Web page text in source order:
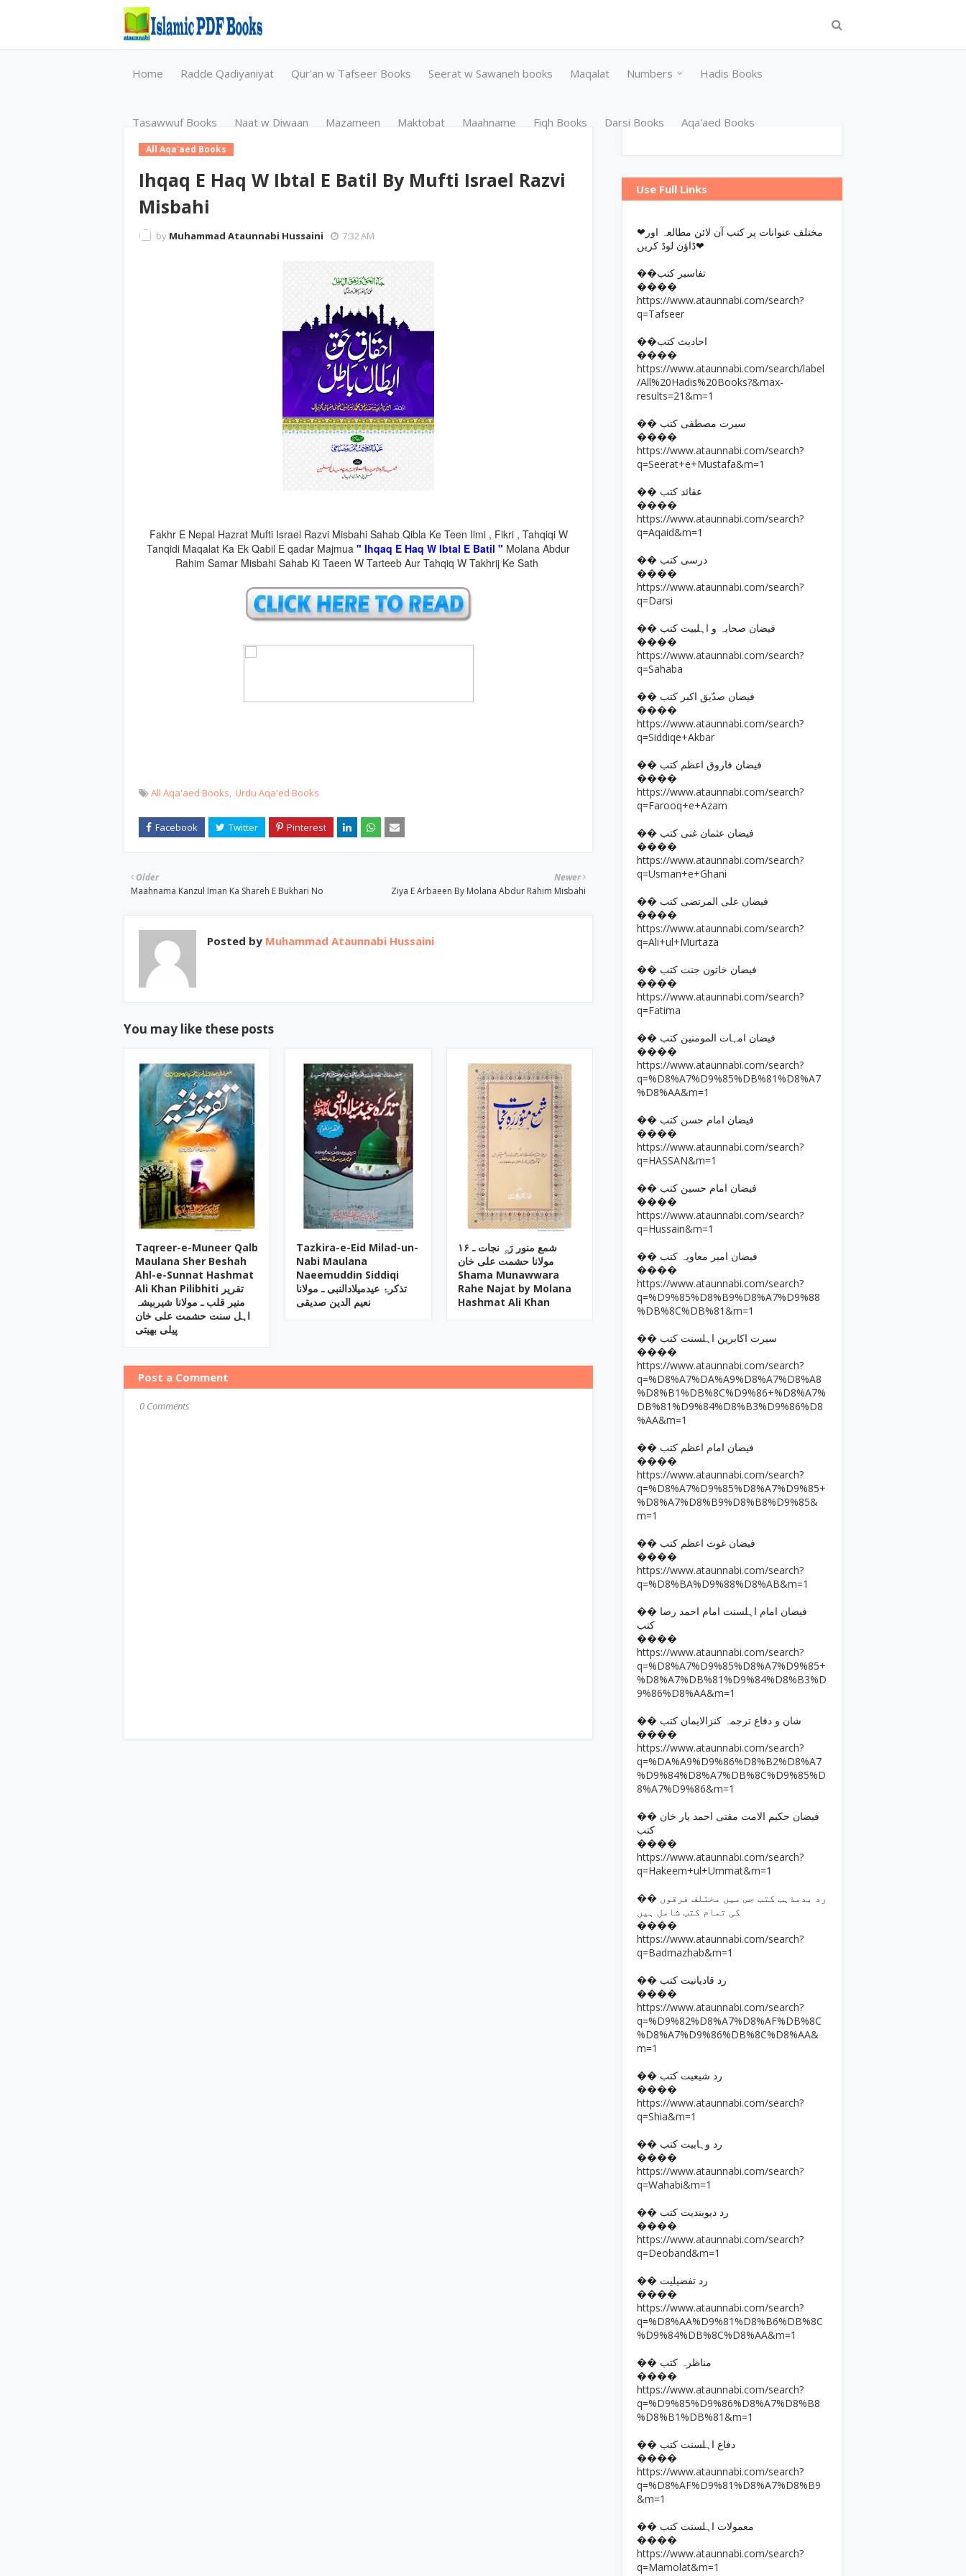
Home Radde Qadiyaniyat Qur'an w Tafseer Books Seerat w Sawaneh books Maqalat Numbers Hadis Books
Tasawwuf Books Naat w Diwaan Mazameen Maktobat Maahname Fiqh Books Darsi Books Aqa'aed Books
All Aqa'aed Books
Ihqaq E Haq W Ibtal E Batil By Mufti Israel Razvi
Misbahi
by Muhammad Ataunnabi Hussaini 7:32 AM
Fakhr E Nepal Hazrat Mufti Israel Razvi Misbahi Sahab Qibla Ke Teen Ilmi , Fikri , Tahqiqi W
Tanqidi Maqalat Ka Ek Qabil E qadar Majmua" Ihqaq E Haq W Ibtal E Batil " Molana Abdur
Rahim Samar Misbahi Sahab Ki Taeen W Tarteeb Aur Tahqiq W Takhrij Ke Sath
All Aqa'aed Books Urdu Aqa'ed Books
Newer
Ziya E Arbaeen By Molana Abdur Rahim Misbahi
Older
Maahnama Kanzul Iman Ka Shareh E Bukhari No
Posted by Muhammad Ataunnabi Hussaini
You may like these posts
Taqreer-e-Muneer Qalb
Maulana Sher Beshah
Ahl-e-Sunnat Hashmat
Ali Khan Pilibhiti تقریر
منیر قلب ـ مولانا شیربیشہ
اہل سنت حشمت علی خان
پیلی بھیتی
Tazkira-e-Eid Milad-un-
Nabi Maulana
Naeemuddin Siddiqi
تذکرۂ عیدمیلادالنبی ـ مولانا
نعیم الدین صدیقی
۱۶ شمع منور رَہِ نجات ـ
مولانا حشمت علی خان
Shama Munawwara
Rahe Najat by Molana
Hashmat Ali Khan
Post a Comment
0 Comments
Use Full Links
❤مختلف عنوانات پر کتب آن لائن مطالعہ اور
ڈاؤن لوڈ کریں❤
��تفاسیر کتب
����
https://www.ataunnabi.com/search?
q=Tafseer
��احادیث کتب
����
https://www.ataunnabi.com/search/label
/All%20Hadis%20Books?&max-
results=21&m=1
�� سیرت مصطفی کتب
����
https://www.ataunnabi.com/search?
q=Seerat+e+Mustafa&m=1
�� عقائد کتب
����
https://www.ataunnabi.com/search?
q=Aqaid&m=1
�� درسی کتب
����
https://www.ataunnabi.com/search?
q=Darsi
�� فیضان صحابہ و اہلبیت کتب
����
https://www.ataunnabi.com/search?
q=Sahaba
�� فیضان صدّیق اکبر کتب
����
https://www.ataunnabi.com/search?
q=Siddiqe+Akbar
�� فیضان فاروق اعظم کتب
����
https://www.ataunnabi.com/search?
q=Farooq+e+Azam
�� فیضان عثمان غنی کتب
����
https://www.ataunnabi.com/search?
q=Usman+e+Ghani
�� فیضان علی المرتضی کتب
����
https://www.ataunnabi.com/search?
q=Ali+ul+Murtaza
�� فیضان خاتون جنت کتب
����
https://www.ataunnabi.com/search?
q=Fatima
�� فیضان امہات المومنین کتب
����
https://www.ataunnabi.com/search?
q=%D8%A7%D9%85%DB%81%D8%A7
%D8%AA&m=1
�� فیضان امام حسن کتب
����
https://www.ataunnabi.com/search?
q=HASSAN&m=1
�� فیضان امام حسین کتب
����
https://www.ataunnabi.com/search?
q=Hussain&m=1
�� فیضان امیر معاویہ کتب
����
https://www.ataunnabi.com/search?
q=%D9%85%D8%B9%D8%A7%D9%88
%DB%8C%DB%81&m=1
�� سیرت اکابرین اہلسنت کتب
����
https://www.ataunnabi.com/search?
q=%D8%A7%DA%A9%D8%A7%D8%A8
%D8%B1%DB%8C%D9%86+%D8%A7%
DB%81%D9%84%D8%B3%D9%86%D8
%AA&m=1
�� فیضان امام اعظم کتب
����
https://www.ataunnabi.com/search?
q=%D8%A7%D9%85%D8%A7%D9%85+
%D8%A7%D8%B9%D8%B8%D9%85&
m=1
�� فیضان غوث اعظم کتب
����
https://www.ataunnabi.com/search?
q=%D8%BA%D9%88%D8%AB&m=1
�� فیضان امام اہلسنت امام احمد رضا
کتب
����
https://www.ataunnabi.com/search?
q=%D8%A7%D9%85%D8%A7%D9%85+
%D8%A7%DB%81%D9%84%D8%B3%D
9%86%D8%AA&m=1
�� شان و دفاع ترجمہ کنزالایمان کتب
����
https://www.ataunnabi.com/search?
q=%DA%A9%D9%86%D8%B2%D8%A7
%D9%84%D8%A7%DB%8C%D9%85%D
8%A7%D9%86&m=1
�� فیضان حکیم الامت مفتی احمد یار خان
کتب
����
https://www.ataunnabi.com/search?
q=Hakeem+ul+Ummat&m=1
�� رد بدمذہب کتب جس میں مختلف فرقوں
کی تمام کتب شامل ہیں
����
https://www.ataunnabi.com/search?
q=Badmazhab&m=1
�� رد قادیانیت کتب
����
https://www.ataunnabi.com/search?
q=%D9%82%D8%A7%D8%AF%DB%8C
%D8%A7%D9%86%DB%8C%D8%AA&
m=1
�� رد شیعیت کتب
����
https://www.ataunnabi.com/search?
q=Shia&m=1
�� رد وہابیت کتب
����
https://www.ataunnabi.com/search?
q=Wahabi&m=1
�� رد دیوبندیت کتب
����
https://www.ataunnabi.com/search?
q=Deoband&m=1
�� رد تفضیلیت
����
https://www.ataunnabi.com/search?
q=%D8%AA%D9%81%D8%B6%DB%8C
%D9%84%DB%8C%D8%AA&m=1
�� مناظرہ کتب
����
https://www.ataunnabi.com/search?
q=%D9%85%D9%86%D8%A7%D8%B8
%D8%B1%DB%81&m=1
�� دفاع اہلسنت کتب
����
https://www.ataunnabi.com/search?
q=%D8%AF%D9%81%D8%A7%D8%B9
&m=1
�� معمولات اہلسنت کتب
����
https://www.ataunnabi.com/search?
q=Mamolat&m=1